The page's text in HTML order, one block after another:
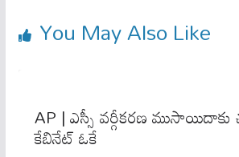
You May Also Like
AP | ఎస్సీ వ‌ర్గీక‌ర‌ణ ముసాయిదాకు
కేబినేట్ ఓకే